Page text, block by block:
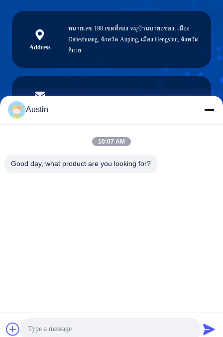
หา ราคา ที่ ดี ที่สุด
Address
หมายเลข 198 เขตที่สอง หมู่บ้านบายอชอง, เมือง
Dahezhuang, จังหวัด Anping, เมือง Hengshui, จังหวัด
ฮีเบ่ย
E-mail
Phone
Austin
10:07 AM
Good day, what product are you looking for?